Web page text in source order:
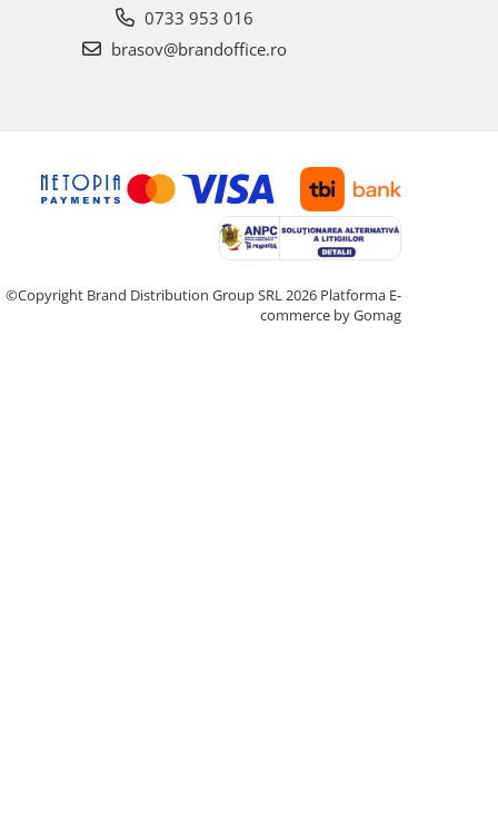
0733 953 016
brasov@brandoffice.ro
©Copyright Brand Distribution Group SRL 2026 Platforma E-
commerce by Gomag